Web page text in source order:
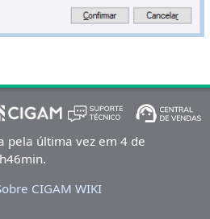
pela última vez em 4 de
CIGAM WIKI